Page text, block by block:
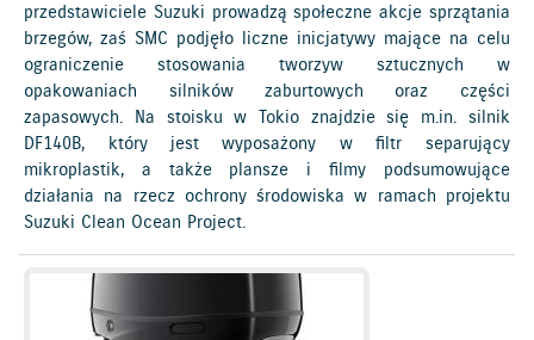
przedstawiciele Suzuki prowadzą społeczne akcje sprzątania
brzegów, zaś SMC podjęło liczne inicjatywy mające na celu
ograniczenie stosowania tworzyw sztucznych w
opakowaniach silników zaburtowych oraz części
zapasowych. Na stoisku w Tokio znajdzie się m.in. silnik
DF140B, który jest wyposażony w filtr separujący
mikroplastik, a także plansze i filmy podsumowujące
działania na rzecz ochrony środowiska w ramach projektu
Suzuki Clean Ocean Project.